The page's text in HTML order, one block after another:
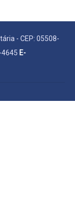
- CEP: 05508-
4645 E-